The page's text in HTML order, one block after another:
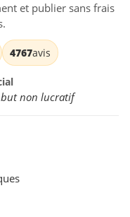
et publier sans frais
4767avis
but non lucratif